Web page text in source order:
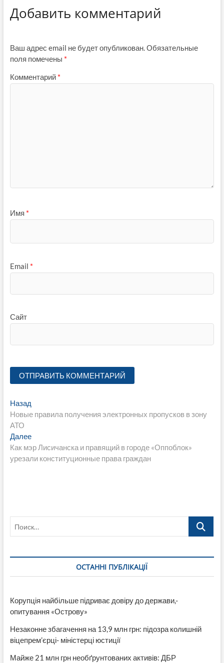
Добавить комментарий
Ваш адрес email не будет опубликован.Обязательные
поля помечены *
Комментарий *
Имя *
Email *
Сайт
Навигация
по
записям
НазадПредыдущая
запись:
Новые правила получения электронных пропусков в зону
АТО
ДалееСледующая
запись:
Как мэр Лисичанска и правящий в городе «Оппоблок»
урезали конституционные права граждан
Поиск…
ОСТАННІ ПУБЛІКАЦІЇ
Корупція найбільше підриває довіру до держави,-
опитування «Острову»
Незаконне збагачення на 13,9 млн грн: підозра колишній
віцепрем’єрці- міністерці юстиції
Майже 21 млн грн необґрунтованих активів: ДБР